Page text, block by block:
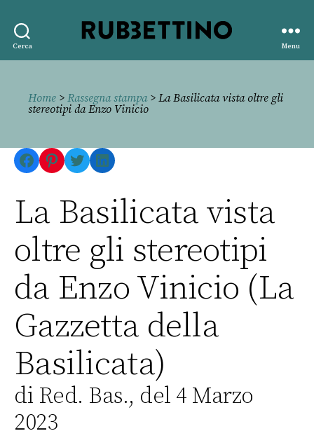
Cerca
editore
Menu
Home > Rassegna stampa> La Basilicata vista oltre gli
stereotipi da Enzo Vinicio
Facebook
Pinterest
TwitterLinkedIn
La Basilicata vista
oltre gli stereotipi
da Enzo Vinicio (La
Gazzetta della
Basilicata)
di Red. Bas., del 4 Marzo
2023